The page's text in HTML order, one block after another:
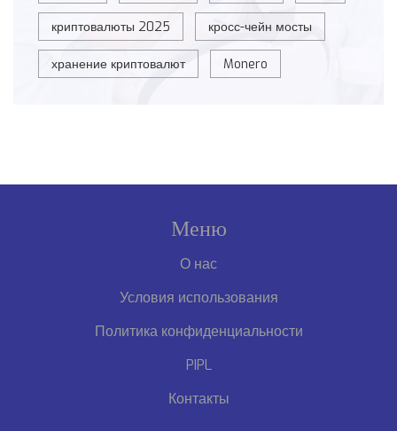
криптовалюты 2025 кросс-чейн мосты
хранение криптовалют Monero
Меню
О нас
Условия использования
Политика конфиденциальности
PIPL
Контакты